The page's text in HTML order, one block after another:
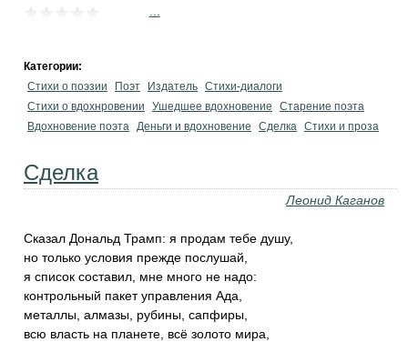
Категории:
Стихи о поэзии
Поэт Издатель Стихи-диалоги
Стихи о вдохнровении
Ушедшее вдохновение
Старение поэта
Вдохновение поэта Деньги и вдохновение Сделка Стихи и проза
Сделка
Леонид Каганов
Сказал Дональд Трамп: я продам тебе душу,
но только условия прежде послушай,
я список составил, мне много не надо:
контрольный пакет управления Ада,
металлы, алмазы, рубины, сапфиры,
всю власть на планете, всё золото мира,